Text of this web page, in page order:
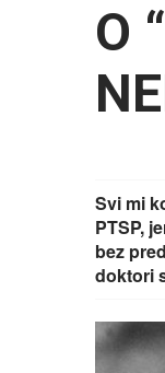
O
Svi mi
PTSP,
bez
doktori